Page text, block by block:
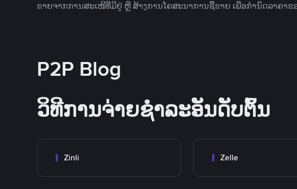
ຂາຍຈາກການສະເໜີທີ່ມີຢູ່ ຫຼື ສ້າງການໂຄສະນາການຊື້ຂາຍ ເພື່ອກໍານົດລາຄາຂອ
P2P Blog
ວິທີການຈ່າຍຊຳລະອັນດັບຕົ້ນ
Zinli Zelle